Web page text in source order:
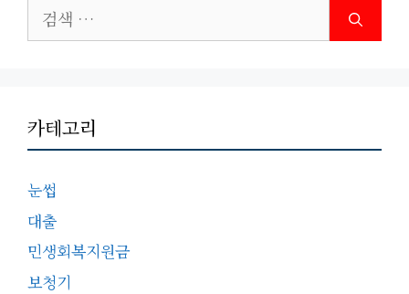
카테고리
눈썹
대출
민생회복지원금
보청기